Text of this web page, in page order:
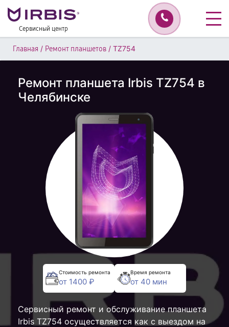
Сервисный центр
Главная / Ремонт планшетов / TZ754
Ремонт планшета Irbis TZ754 в
Челябинске
Стоимость ремонта
от 1400 ₽
Время ремонта
от 40 мин
Сервисный ремонт и обслуживание планшета
Irbis TZ754 осуществляется как с выездом на